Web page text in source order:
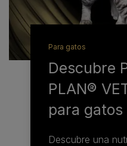
Para gatos
Descubre
PLAN®
para gatos
Descubre una